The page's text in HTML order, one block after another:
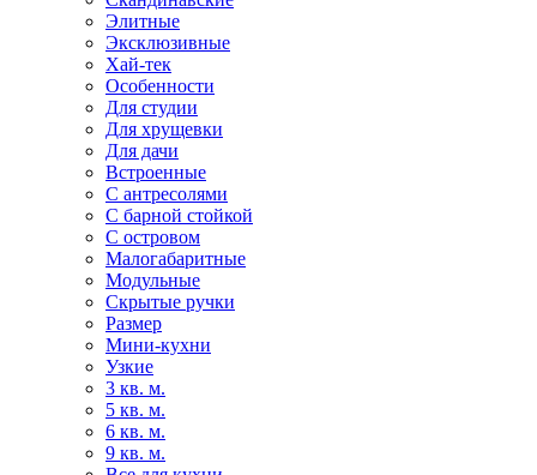
Элитные
Эксклюзивные
Хай-тек
Особенности
Для студии
Для хрущевки
Для дачи
Встроенные
С антресолями
С барной стойкой
С островом
Малогабаритные
Модульные
Скрытые ручки
Размер
Мини-кухни
Узкие
3 кв. м.
5 кв. м.
6 кв. м.
9 кв. м.